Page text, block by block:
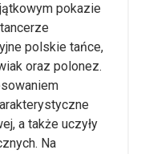
pokazie
polskie tańce,
oraz polonez.
a także uczyły
Na